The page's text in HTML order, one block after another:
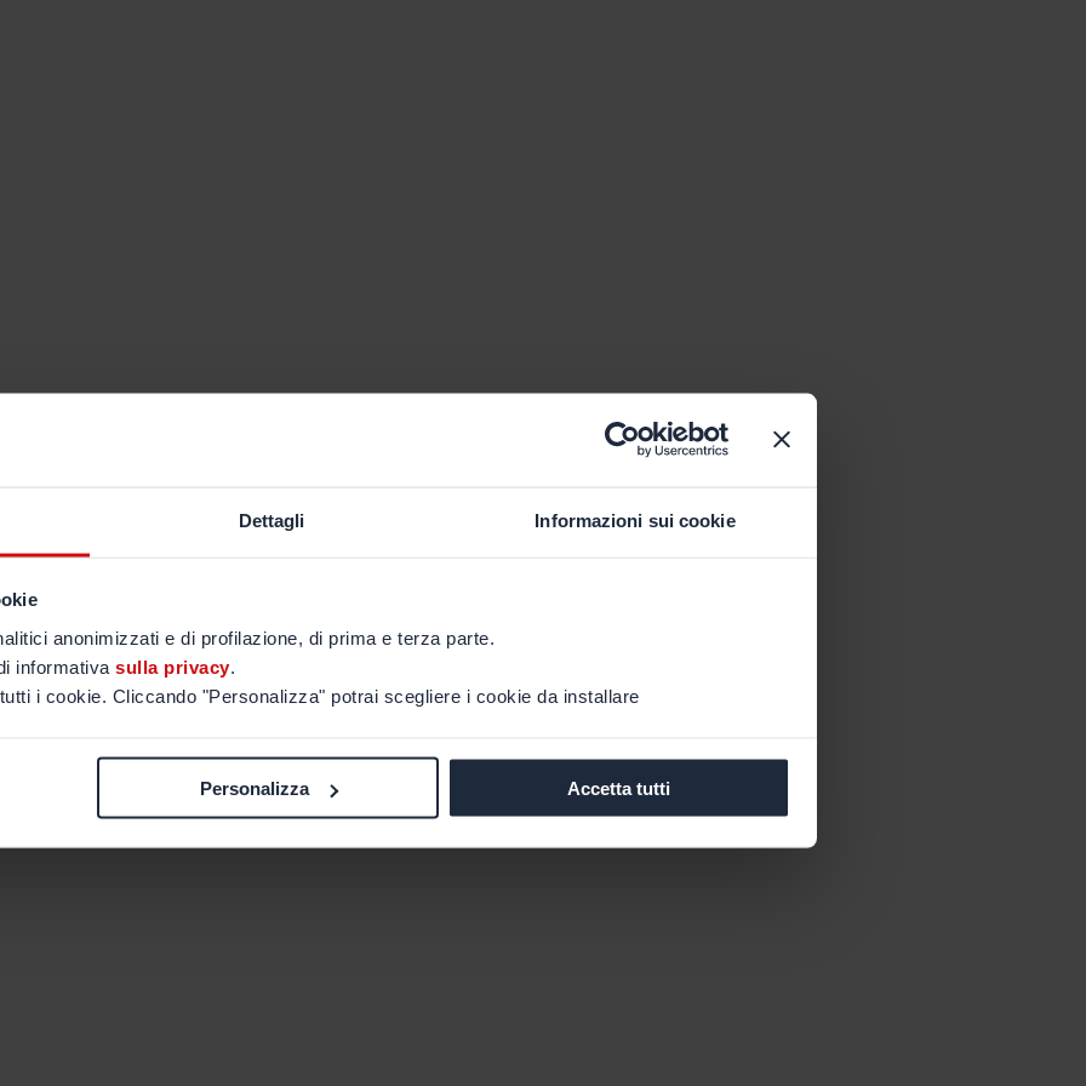
Dettagli Informazioni sui cookie
anonimizzati e di profilazione, di prima e terza parte.
informativa sulla privacy.
i cookie. Cliccando "Personalizza" potrai scegliere i cookie da installare
Personalizza Accetta tutti